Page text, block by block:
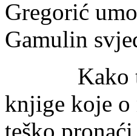
Gregorić
Gamulin
Kako to
knjige koje o